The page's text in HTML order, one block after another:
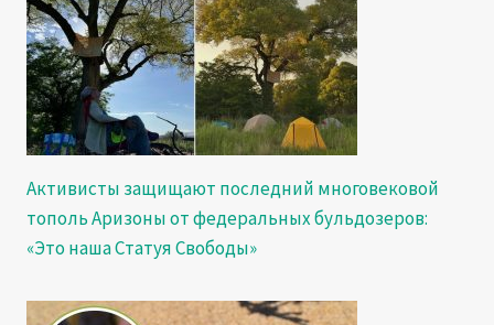
Активисты защищают последний многовековой
тополь Аризоны от федеральных бульдозеров:
«Это наша Статуя Свободы»